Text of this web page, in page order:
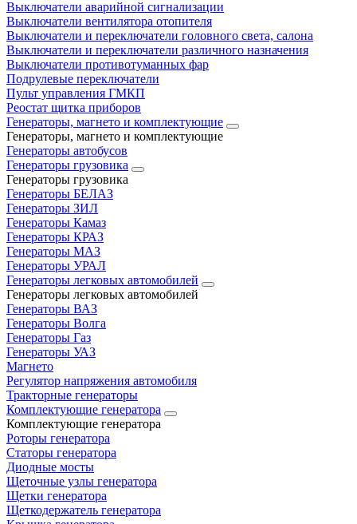
Выключатели аварийной сигнализации
Выключатели вентилятора отопителя
Выключатели и переключатели головного света, салона
Выключатели и переключатели различного назначения
Выключатели противотуманных фар
Подрулевые переключатели
Пульт управления ГМКП
Реостат щитка приборов
Генераторы, магнето и комплектующие
Генераторы, магнето и комплектующие
Генераторы автобусов
Генераторы грузовика
Генераторы грузовика
Генераторы БЕЛАЗ
Генераторы ЗИЛ
Генераторы Камаз
Генераторы КРАЗ
Генераторы МАЗ
Генераторы УРАЛ
Генераторы легковых автомобилей
Генераторы легковых автомобилей
Генераторы ВАЗ
Генераторы Волга
Генераторы Газ
Генераторы УАЗ
Магнето
Регулятор напряжения автомобиля
Тракторные генераторы
Комплектующие генератора
Комплектующие генератора
Роторы генератора
Статоры генератора
Диодные мосты
Щеточные узлы генератора
Щетки генератора
Щеткодержатель генератора